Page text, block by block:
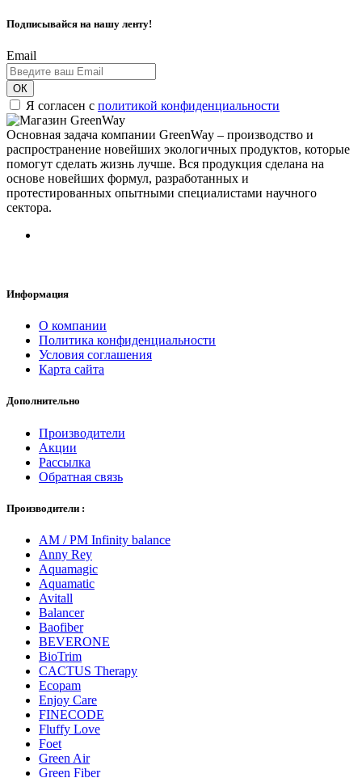
Подписывайся на нашу ленту!
Email
ОК
Я согласен с политикой конфиденциальности
Основная задача компании GreenWay – производство и
распространение новейших экологичных продуктов, которые
помогут сделать жизнь лучше. Вся продукция сделана на
основе новейших формул, разработанных и
протестированных опытными специалистами научного
сектора.
Информация
О компании
Политика конфиденциальности
Условия соглашения
Карта сайта
Дополнительно
Производители
Акции
Рассылка
Обратная связь
Производители :
AM / PM Infinity balance
Anny Rey
Aquamagic
Aquamatic
Avitall
Balancer
Baofiber
BEVERONE
BioTrim
CACTUS Therapy
Ecopam
Enjoy Care
FINECODE
Fluffy Love
Foet
Green Air
Green Fiber